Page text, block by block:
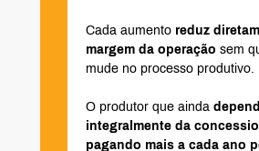
Cada aumento reduz
margem da operação sem
mude no processo produtivo.
O produtor que ainda
integralmente da
pagando mais a cada ano